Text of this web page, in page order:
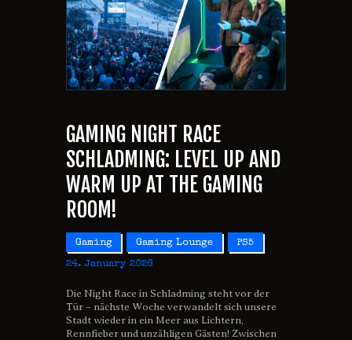
GAMING NIGHT RACE
SCHLADMING: LEVEL UP AND
WARM UP AT THE GAMING
ROOM!
Gaming Gaming Lounge PS5
24. January 2026
Die Night Race in Schladming steht vor der
Tür – nächste Woche verwandelt sich unsere
Stadt wieder in ein Meer aus Lichtern,
Rennfieber und unzähligen Gästen! Zwischen